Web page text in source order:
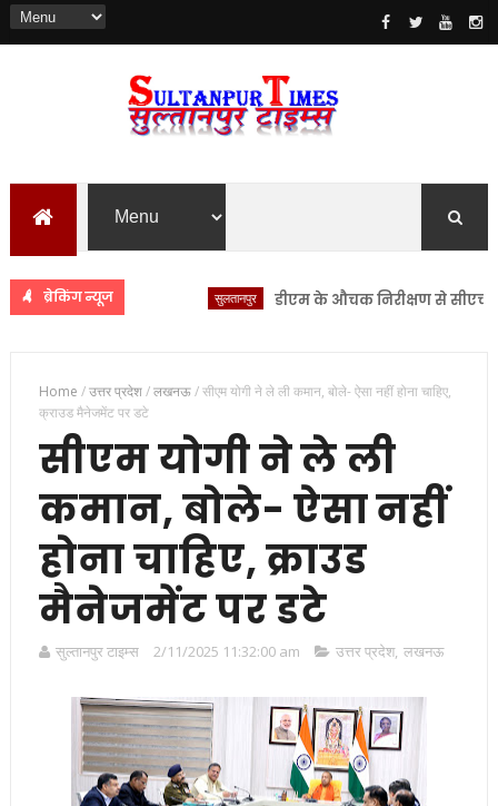
ब्रेकिंग न्यूज सुलतानपुर डीएम के औचक निरीक्षण से सीएचसी
Home /उत्तर प्रदेश/लखनऊ/सीएम योगी ने ले ली कमान, बोले- ऐसा नहीं होना चाहिए,
क्राउड मैनेजमेंट पर डटे
सीएम योगी ने ले ली
कमान, बोले- ऐसा नहीं
होना चाहिए, क्राउड
मैनेजमेंट पर डटे
सुल्तानपुर टाइम्स 2/11/2025 11:32:00 am उत्तर प्रदेश, लखनऊ